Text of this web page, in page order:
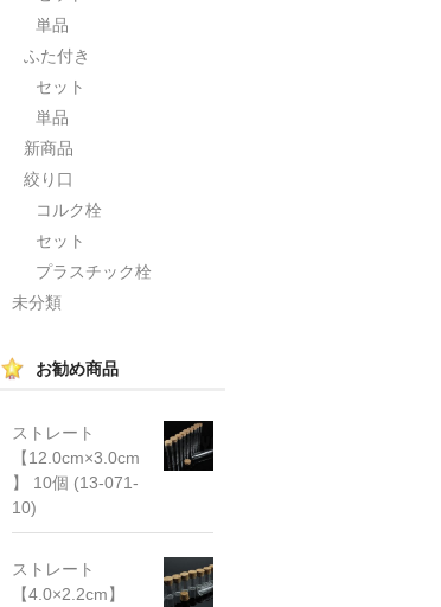
単品
ふた付き
セット
単品
新商品
絞り口
コルク栓
セット
プラスチック栓
未分類
お勧め商品
ストレート
【12.0cm×3.0cm
】 10個 (13-071-
10)
ストレート
【4.0×2.2cm】